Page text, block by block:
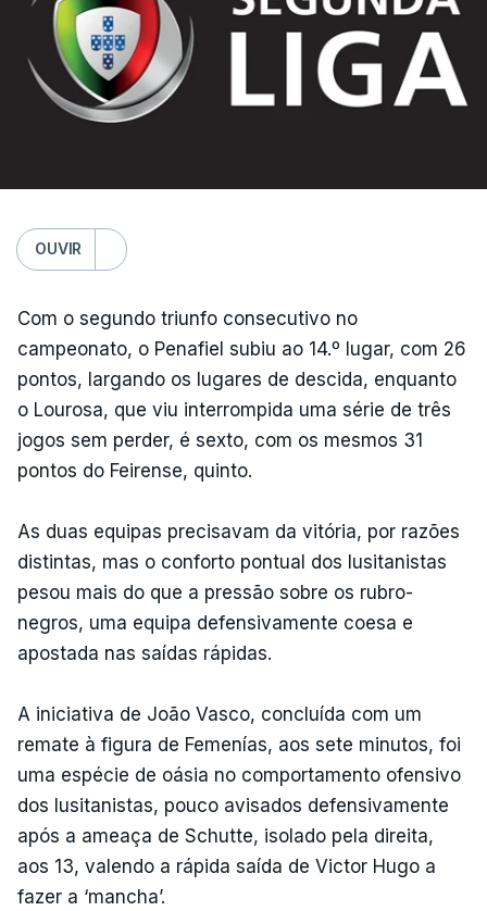
OUVIR
Com o segundo triunfo consecutivo no
campeonato, o Penafiel subiu ao 14.º lugar, com 26
pontos, largando os lugares de descida, enquanto
o Lourosa, que viu interrompida uma série de três
jogos sem perder, é sexto, com os mesmos 31
pontos do Feirense, quinto.
As duas equipas precisavam da vitória, por razões
distintas, mas o conforto pontual dos lusitanistas
pesou mais do que a pressão sobre os rubro-
negros, uma equipa defensivamente coesa e
apostada nas saídas rápidas.
A iniciativa de João Vasco, concluída com um
remate à figura de Femenías, aos sete minutos, foi
uma espécie de oásia no comportamento ofensivo
dos lusitanistas, pouco avisados defensivamente
após a ameaça de Schutte, isolado pela direita,
aos 13, valendo a rápida saída de Victor Hugo a
fazer a ‘mancha’.